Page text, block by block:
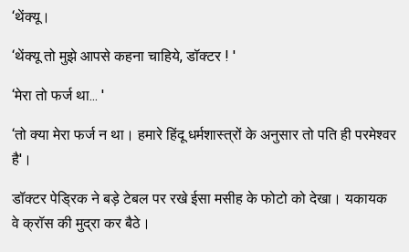
‘थेंक्यू।
‘थेंक्यू तो मुझे आपसे कहना चाहिये, डॉक्टर ! '
‘मेरा तो फर्ज था... '
‘तो क्या मेरा फर्ज न था। हमारे हिंदू धर्मशास्त्रों के अनुसार तो पति ही परमेश्वर
है'।
डॉक्टर पेड्रिक ने बड़े टेबल पर रखे ईसा मसीह के फोटो को देखा। यकायक
वे क्रॉस की मुद्रा कर बैठे।